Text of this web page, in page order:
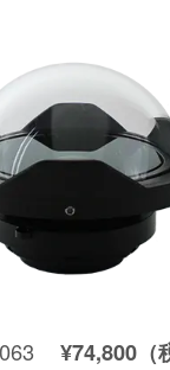
¥74,800（